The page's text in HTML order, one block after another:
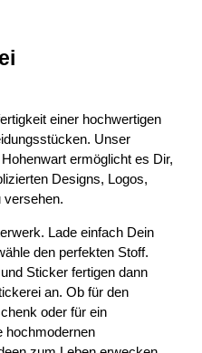
einer hochwertigen
Unser
ermöglicht es Dir,
Designs, Logos,
versehen.
Lade einfach Dein
den perfekten Stoff.
Sticker fertigen dann
an. Ob für den
oder für ein
hochmodernen